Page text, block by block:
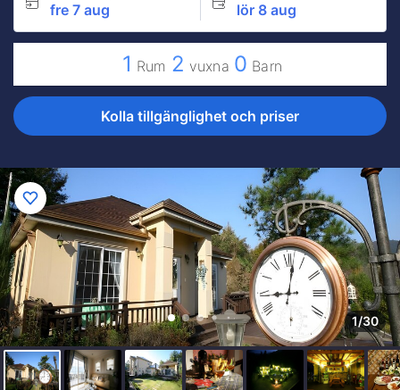
fre 7 aug lör 8 aug
1 Rum 2 vuxna 0 Barn
Kolla tillgänglighet och priser
1/30